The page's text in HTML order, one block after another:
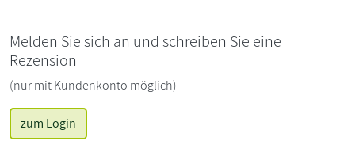
Melden Sie sich an und schreiben Sie eine
Rezension
(nur mit Kundenkonto möglich)
zum Login